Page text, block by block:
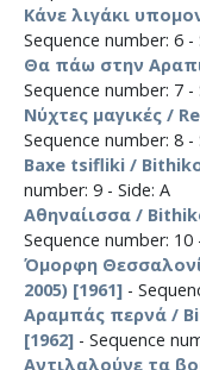
Κάνε λιγάκι
Sequence number: 6 -
Θα πάω στην
Sequence number: 7 -
Νύχτες μαγικές /
Sequence number: 8 -
Baxe tsifliki /
number: 9 - Side: Α
Αθηναίισσα /
Sequence number: 10
Όμορφη
2005) [1961] -
Αραμπάς περνά /
[1962] - Sequence
Αντιλαλούνε τα